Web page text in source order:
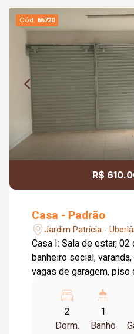
Cód. 66720
R$
Casa - Padrão
Jardim Patrícia -
Casa I: Sala de estar,
banheiro social, varanda, área de
vagas de garagem, piso
banheiro social com box
área de serviço, vaga
porcelanato, laje. Loja comercial I: Loja medindo
2
Dorm.
1
Banho